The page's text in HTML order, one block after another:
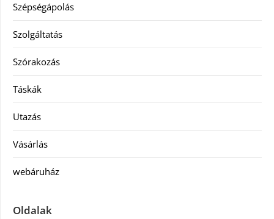
Szépségápolás
Szolgáltatás
Szórakozás
Táskák
Utazás
Vásárlás
webáruház
Oldalak